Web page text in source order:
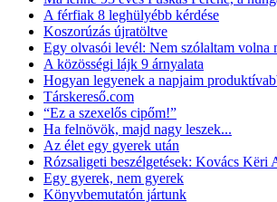
A férfiak 8 leghülyébb kérdése
Koszorúzás újratöltve
Egy olvasói levél: Nem szólaltam volna
A közösségi lájk 9 árnyalata
Hogyan legyenek a napjaim
Társkereső.com
“Ez a szexelős cipőm!”
Ha felnövök, majd nagy leszek...
Az élet egy gyerek után
Rózsaligeti beszélgetések: Kovács Këri
Egy gyerek, nem gyerek
Könyvbemutatón jártunk